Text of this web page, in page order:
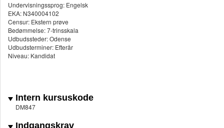
Undervisningssprog: Engelsk
EKA: N340004102
Censur: Ekstern prøve
Bedømmelse: 7-trinsskala
Udbudssteder: Odense
Udbudsterminer: Efterår
Niveau: Kandidat
Intern kursuskode
DM847
Indgangskrav